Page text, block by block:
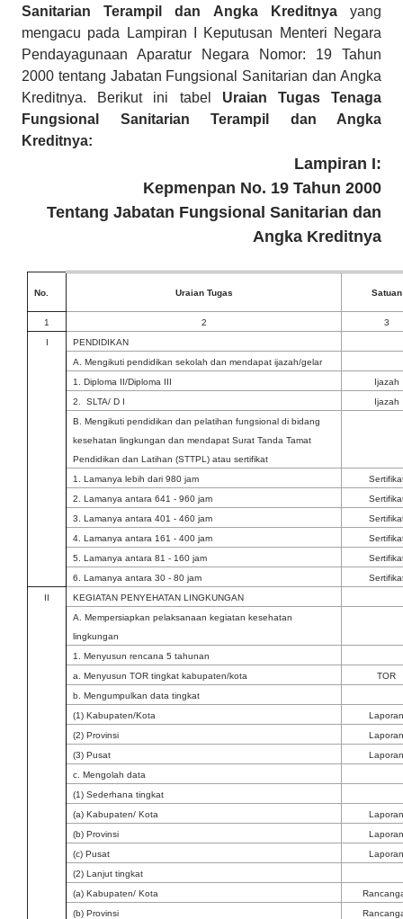
Sanitarian Terampil dan Angka Kreditnyayang
mengacu pada Lampiran I Keputusan Menteri Negara
Pendayagunaan Aparatur Negara Nomor: 19 Tahun
2000 tentang Jabatan Fungsional Sanitarian dan Angka
Kreditnya. Berikut ini tabel Uraian Tugas Tenaga
Fungsional Sanitarian Terampil dan Angka
Kreditnya:
Lampiran I:
Kepmenpan No. 19 Tahun 2000
Tentang Jabatan Fungsional Sanitarian dan
Angka Kreditnya
No. Uraian Tugas Satuan
1 2
3
I
PENDIDIKAN
A. Mengikuti pendidikan sekolah dan mendapat ijazah/gelar
1. Diploma II/Diploma III
Ijazah
2. SLTA/ D I
Ijazah
B. Mengikuti pendidikan dan pelatihan fungsional di bidang
kesehatan lingkungan dan mendapat Surat Tanda Tamat
Pendidikan dan Latihan (STTPL) atau sertifikat
1. Lamanya lebih dari 980 jam
2. Lamanya antara 641 - 960 jam
3. Lamanya antara 401 - 460 jam
4. Lamanya antara 161 - 400 jam
5. Lamanya antara 81 - 160 jam
6. Lamanya antara 30 - 80 jam
II
KEGIATAN PENYEHATAN LINGKUNGAN
A. Mempersiapkan pelaksanaan kegiatan kesehatan
lingkungan
1. Menyusun rencana 5 tahunan
a. Menyusun TOR tingkat kabupaten/kota
TOR
b. Mengumpulkan data tingkat
(1) Kabupaten/Kota
(2) Provinsi
(3) Pusat
c. Mengolah data
(1) Sederhana tingkat
(a) Kabupaten/ Kota
(b) Provinsi
(c) Pusat
(2) Lanjut tingkat
(a) Kabupaten/ Kota
(b) Provinsi